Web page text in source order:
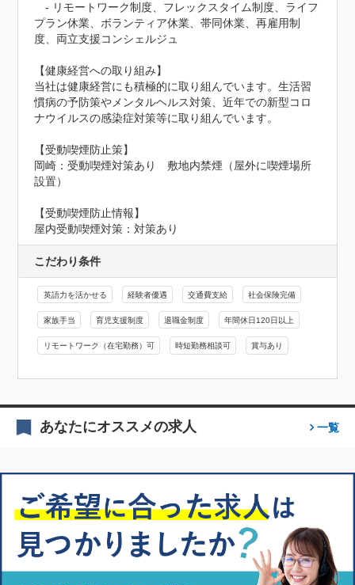
- リモートワーク制度、フレックスタイム制度、ライフ
プラン休業、ボランティア休業、帯同休業、再雇用制
度、両立支援コンシェルジュ
【健康経営への取り組み】
当社は健康経営にも積極的に取り組んでいます。生活習
慣病の予防策やメンタルヘルス対策、近年での新型コロ
ナウイルスの感染症対策等に取り組んでいます。
【受動喫煙防止策】
岡崎：受動喫煙対策あり　敷地内禁煙（屋外に喫煙場所
設置）
【受動喫煙防止情報】
屋内受動喫煙対策：対策あり
こだわり条件
英語力を活かせる 経験者優遇 交通費支給 社会保険完備
家族手当 育児支援制度 退職金制度 年間休日120日以上
リモートワーク（在宅勤務）可 時短勤務相談可 賞与あり
あなたにオススメの求人 一覧